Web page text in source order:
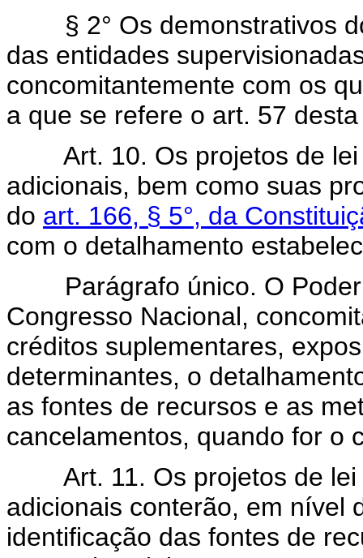
§ 2° Os demonstrativos
das entidades
concomitantemente com os
a que se refere o art. 57
Art. 10. Os projetos de
adicionais, bem como suas
do art. 166, § 5°, da
com o detalhamento
Parágrafo único. O Poder
Congresso Nacional,
créditos suplementares,
determinantes, o
as fontes de recursos e as
cancelamentos, quando for o
Art. 11. Os projetos de
adicionais conterão, em nível
identificação das fontes de